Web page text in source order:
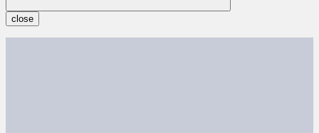
close